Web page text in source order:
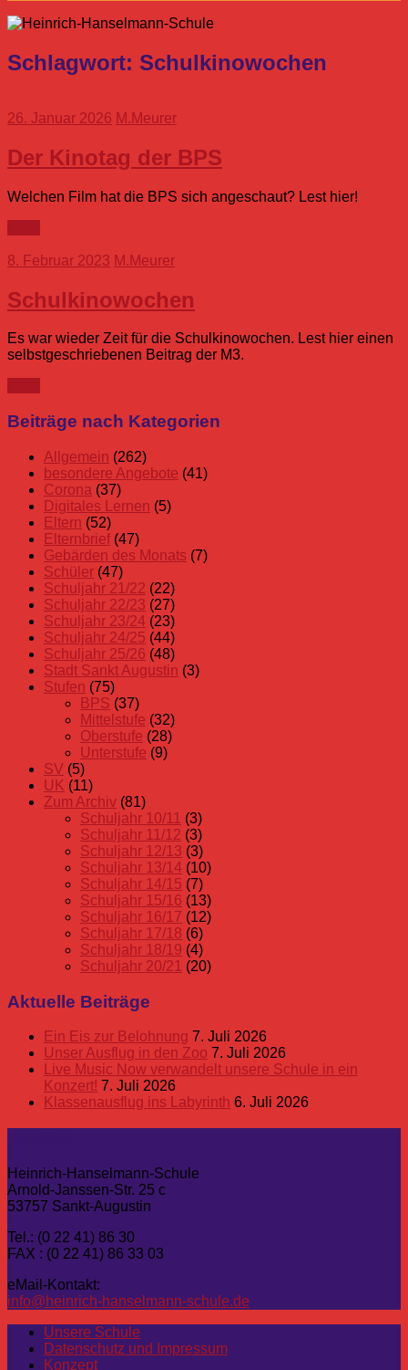
Schlagwort: Schulkinowochen
26. Januar 2026 M.Meurer
Der Kinotag der BPS
Welchen Film hat die BPS sich angeschaut? Lest hier!
8. Februar 2023 M.Meurer
Schulkinowochen
Es war wieder Zeit für die Schulkinowochen. Lest hier einen
selbstgeschriebenen Beitrag der M3.
Beiträge nach Kategorien
Allgemein (262)
besondere Angebote (41)
Corona (37)
Digitales Lernen (5)
Eltern (52)
Elternbrief(47)
Gebärden des Monats (7)
Schüler (47)
Schuljahr 21/22 (22)
Schuljahr 22/23 (27)
Schuljahr 23/24 (23)
Schuljahr 24/25 (44)
Schuljahr 25/26 (48)
Stadt Sankt Augustin (3)
Stufen (75)
BPS (37)
Mittelstufe (32)
Oberstufe (28)
Unterstufe (9)
SV (5)
UK (11)
Zum Archiv (81)
Schuljahr 10/11 (3)
Schuljahr 11/12 (3)
Schuljahr 12/13 (3)
Schuljahr 13/14 (10)
Schuljahr 14/15 (7)
Schuljahr 15/16 (13)
Schuljahr 16/17 (12)
Schuljahr 17/18 (6)
Schuljahr 18/19 (4)
Schuljahr 20/21 (20)
Aktuelle Beiträge
Ein Eis zur Belohnung 7. Juli 2026
Unser Ausflug in den Zoo 7. Juli 2026
Live Music Now verwandelt unsere Schule in ein
Konzert! 7. Juli 2026
Klassenausflug ins Labyrinth 6. Juli 2026
Heinrich-Hanselmann-Schule
Arnold-Janssen-Str. 25 c
53757 Sankt-Augustin
Tel.: (0 22 41) 86 30
FAX : (0 22 41) 86 33 03
eMail-Kontakt:
info@heinrich-hanselmann-schule.de
Unsere Schule
Datenschutz und Impressum
Konzept